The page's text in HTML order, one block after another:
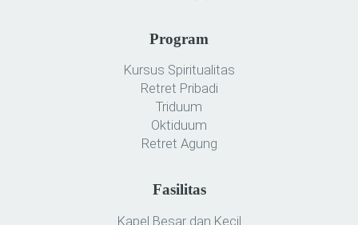
Program
Kursus Spiritualitas
Retret Pribadi
Triduum
Oktiduum
Retret Agung
Fasilitas
Kapel Besar dan Kecil